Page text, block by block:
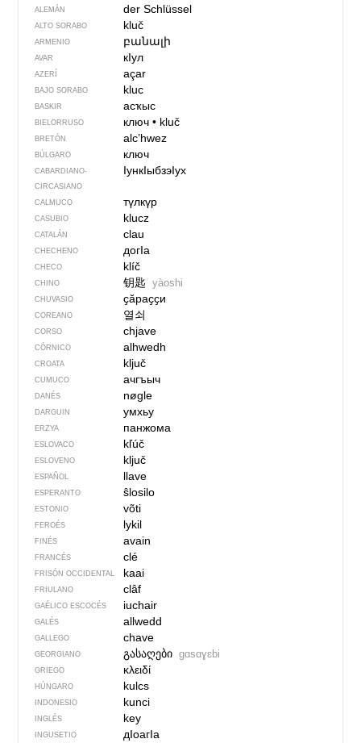
ALEMÁN der Schlüssel
ALTO SORABO kluč
ARMENIO բանալի
AVAR кIул
AZERÍ açar
BAJO SORABO kluc
BASKIR асҡыс
BIELORRUSO ключ• kluč
BRETÓN alc’hwez
BÚLGARO ключ
CABARDIANO-
CIRCASIANO
IункIыбзэIух
CALMUCO түлкүр
CASUBIO klucz
CATALÁN clau
CHECHENO догIа
CHECO klíč
CHINO 钥匙 yàoshi
CHUVASIO ҫӑраҫҫи
COREANO 열쇠
CORSO chjave
CÓRNICO alhwedh
CROATA ključ
CUMUCO ачгъыч
DANÉS nøgle
DARGUIN умхьу
ERZYA панжома
ESLOVACO kľúč
ESLOVENO ključ
ESPAÑOL llave
ESPERANTO ŝlosilo
ESTONIO võti
FEROÉS lykil
FINÉS avain
FRANCÉS clé
FRISÓN OCCIDENTAL kaai
FRIULANO clâf
GAÉLICO ESCOCÉS iuchair
GALÉS allwedd
GALLEGO chave
GEORGIANO გასაღები gɑsɑɣɛbi
GRIEGO κλειδί
HÚNGARO kulcs
INDONESIO kunci
INGLÉS key
INGUSETIO дIоагIа